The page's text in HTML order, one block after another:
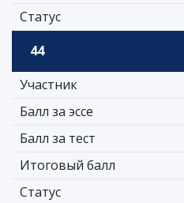
Статус
44
Участник
Балл за эссе
Балл за тест
Итоговый балл
Статус